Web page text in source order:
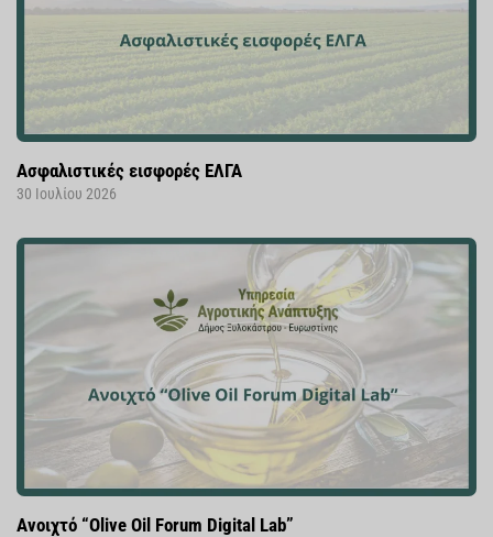
Ασφαλιστικές εισφορές ΕΛΓΑ
30 Ιουλίου 2026
Ανοιχτό “Olive Oil Forum Digital Lab”